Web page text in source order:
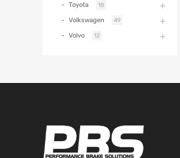
Toyota 18
Volkswagen 49
Volvo 12